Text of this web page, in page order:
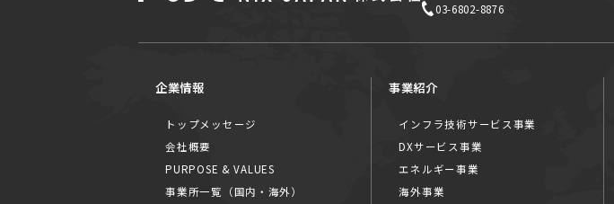
03-6802-8876
企業情報
トップメッセージ
会社概要
PURPOSE & VALUES
事業所一覧（国内・海外）
事業紹介
インフラ技術サービス事業
DXサービス事業
エネルギー事業
海外事業